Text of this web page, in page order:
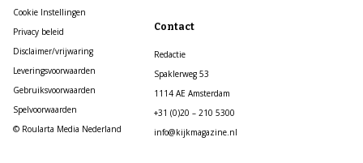
Cookie Instellingen
Privacy beleid
Disclaimer/vrijwaring
Leveringsvoorwaarden
Gebruiksvoorwaarden
Spelvoorwaarden
© Roularta Media Nederland
Contact
Redactie
Spaklerweg 53
1114 AE Amsterdam
+31 (0)20 – 210 5300
info@kijkmagazine.nl